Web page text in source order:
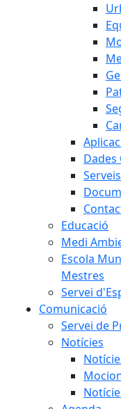
Educació
Medi
Escola
Mestres
Servei
Comunicació
Servei de
Notícies